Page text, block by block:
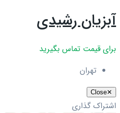
آبزیان رشیدی
برای قیمت تماس بگیرید
تهران
✕
Close
اشتراک گذاری